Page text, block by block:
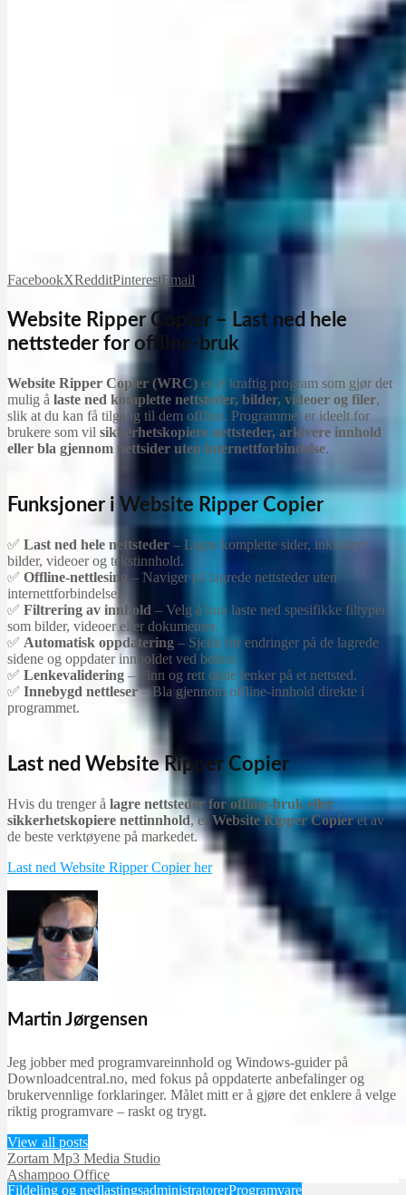
Fildeling og nedlastingsadministratorerProgramvare
FacebookXRedditPinterestEmail
Website Ripper Copier – Last ned hele
nettsteder for offline-bruk
Website Ripper Copier (WRC) er et kraftig program som gjør det
mulig å laste ned komplette nettsteder, bilder, videoer og filer,
slik at du kan få tilgang til dem offline. Programmet er ideelt for
brukere som vil sikkerhetskopiere nettsteder, arkivere innhold
eller bla gjennom nettsider uten internettforbindelse.
Funksjoner i Website Ripper Copier
✅ Last ned hele nettsteder – Lagre komplette sider, inkludert
bilder, videoer og tekstinnhold.
✅ Offline-nettlesing – Naviger på lagrede nettsteder uten
internettforbindelse.
✅ Filtrering av innhold – Velg å kun laste ned spesifikke filtyper
som bilder, videoer eller dokumenter.
✅ Automatisk oppdatering – Sjekk for endringer på de lagrede
sidene og oppdater innholdet ved behov.
✅ Lenkevalidering – Finn og rett døde lenker på et nettsted.
✅ Innebygd nettleser– Bla gjennom offline-innhold direkte i
programmet.
Last ned Website Ripper Copier
Hvis du trenger å lagre nettsteder for offline-bruk eller
sikkerhetskopiere nettinnhold, er Website Ripper Copieret av
de beste verktøyene på markedet.
Last ned Website Ripper Copier her
Martin Jørgensen
Jeg jobber med programvareinnhold og Windows-guider på
Downloadcentral.no, med fokus på oppdaterte anbefalinger og
brukervennlige forklaringer. Målet mitt er å gjøre det enklere å velge
riktig programvare – raskt og trygt.
View all posts
Zortam Mp3 Media Studio
Ashampoo Office